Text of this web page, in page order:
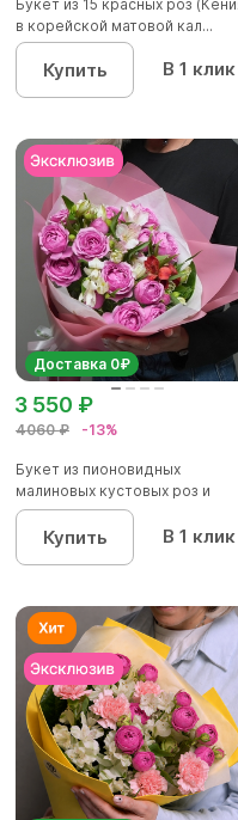
Букет из 15 красных роз
в корейской матовой кал...
Купить В 1 клик
Доставка 0₽
4060 ₽ -13%
3 550 ₽
Букет из пионовидных
малиновых кустовых роз и
альстроме...
Купить В 1 клик